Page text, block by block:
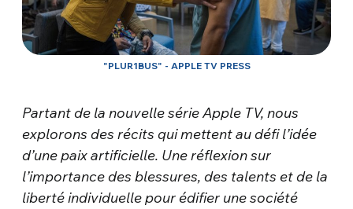
"PLUR1BUS" - APPLE TV PRESS
Partant de la nouvelle série Apple TV, nous
explorons des récits qui mettent au défi l’idée
d’une paix artificielle. Une réflexion sur
l’importance des blessures, des talents et de la
liberté individuelle pour édifier une société